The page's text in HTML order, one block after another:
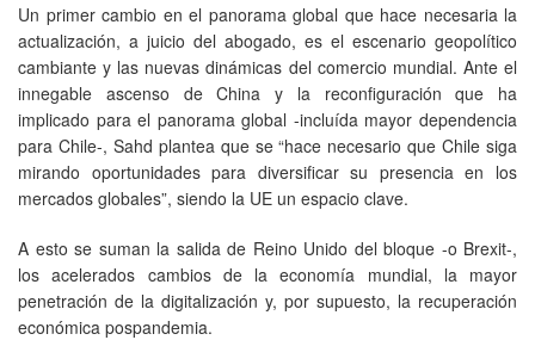
Un primer cambio en el panorama global que hace necesaria la
actualización, a juicio del abogado, es el escenario geopolítico
cambiante y las nuevas dinámicas del comercio mundial. Ante el
innegable ascenso de China y la reconfiguración que ha
implicado para el panorama global -incluída mayor dependencia
para Chile-, Sahd plantea que se “hace necesario que Chile siga
mirando oportunidades para diversificar su presencia en los
mercados globales”, siendo la UE un espacio clave.
A esto se suman la salida de Reino Unido del bloque -o Brexit-,
los acelerados cambios de la economía mundial, la mayor
penetración de la digitalización y, por supuesto, la recuperación
económica pospandemia.